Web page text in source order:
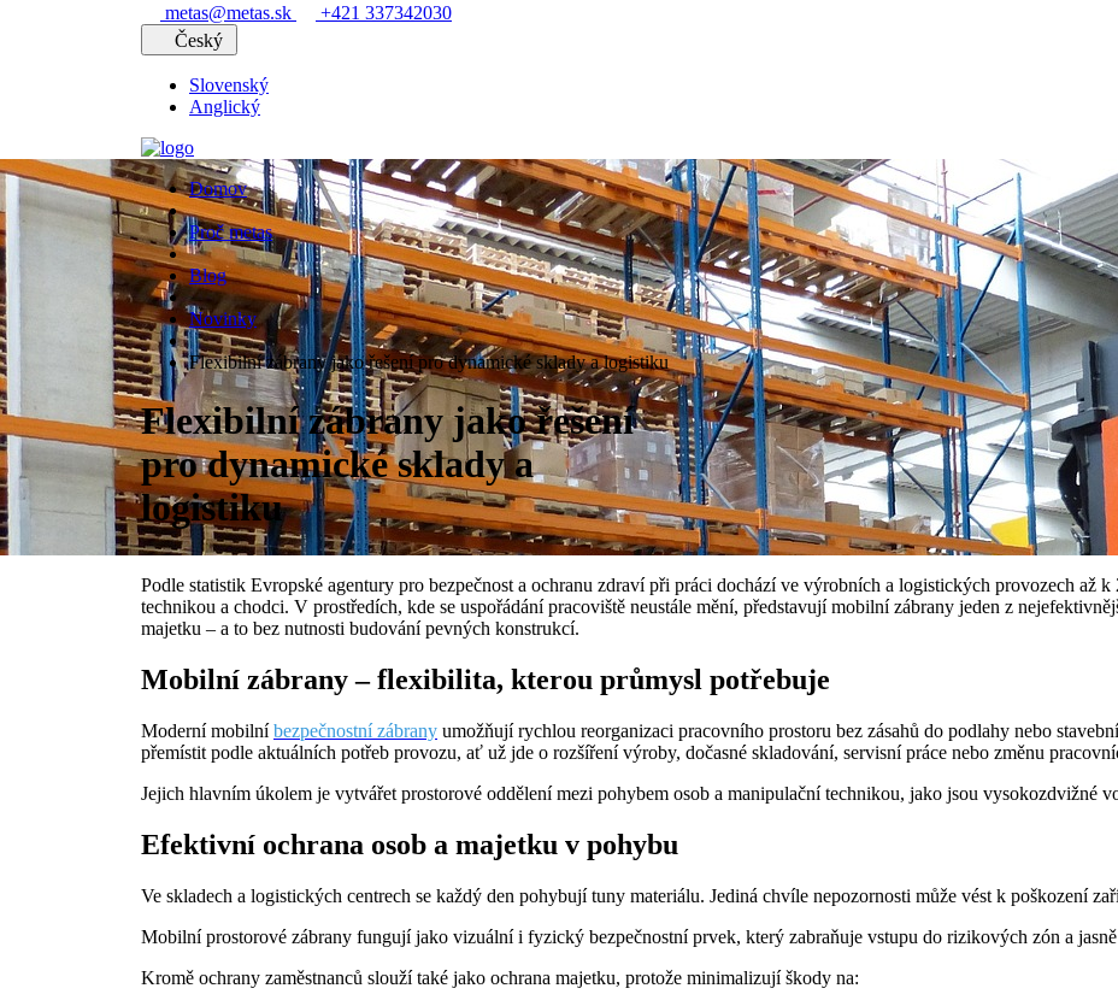
metas@metas.sk
+421 337342030
Český
Slovenský
Anglický
Domov
Proč metas
Blog
Novinky
Flexibilní zábrany jako řešení pro dynamické sklady a logistiku
Flexibilní zábrany jako řešení
pro dynamické sklady a
logistiku
Podle statistik Evropské agentury pro bezpečnost a ochranu zdraví při práci dochází ve výrobních a logistických provozech až
technikou a chodci. V prostředích, kde se uspořádání pracoviště neustále mění, představují mobilní zábrany jeden z
majetku – a to bez nutnosti budování pevných konstrukcí.
Mobilní zábrany – flexibilita, kterou průmysl potřebuje
Moderní mobilníbezpečnostní zábrany umožňují rychlou reorganizaci pracovního prostoru bez zásahů do podlahy nebo
přemístit podle aktuálních potřeb provozu, ať už jde o rozšíření výroby, dočasné skladování, servisní práce nebo změnu
Jejich hlavním úkolem je vytvářet prostorové oddělení mezi pohybem osob a manipulační technikou, jako jsou vysokozdvižné
Efektivní ochrana osob a majetku v pohybu
Ve skladech a logistických centrech se každý den pohybují tuny materiálu. Jediná chvíle nepozornosti může vést k poškození
Mobilní prostorové zábrany fungují jako vizuální i fyzický bezpečnostní prvek, který zabraňuje vstupu do rizikových zón a
Kromě ochrany zaměstnanců slouží také jako ochrana majetku, protože minimalizují škody na: